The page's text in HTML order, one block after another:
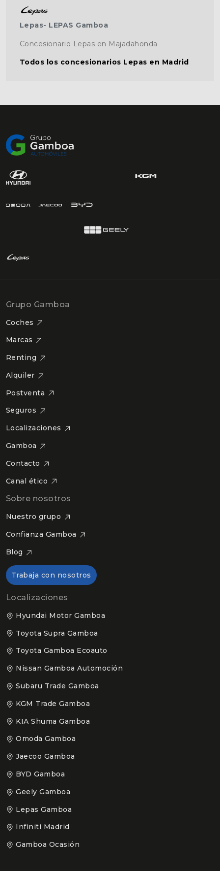
Lepas- LEPAS Gamboa
Concesionario Lepas en Majadahonda
Todos los concesionarios Lepas en Madrid
Grupo Gamboa
Coches
Marcas
Renting
Alquiler
Postventa
Seguros
Localizaciones
Gamboa
Contacto
Canal ético
Sobre nosotros
Nuestro grupo
Confianza Gamboa
Blog
Trabaja con nosotros
Localizaciones
Hyundai Motor Gamboa
Toyota Supra Gamboa
Toyota Gamboa Ecoauto
Nissan Gamboa Automoción
Subaru Trade Gamboa
KGM Trade Gamboa
KIA Shuma Gamboa
Omoda Gamboa
Jaecoo Gamboa
BYD Gamboa
Geely Gamboa
Lepas Gamboa
Infiniti Madrid
Gamboa Ocasión